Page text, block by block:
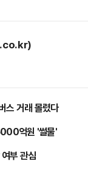
스 거래 몰렸다
억원 '썰물'
부 관심